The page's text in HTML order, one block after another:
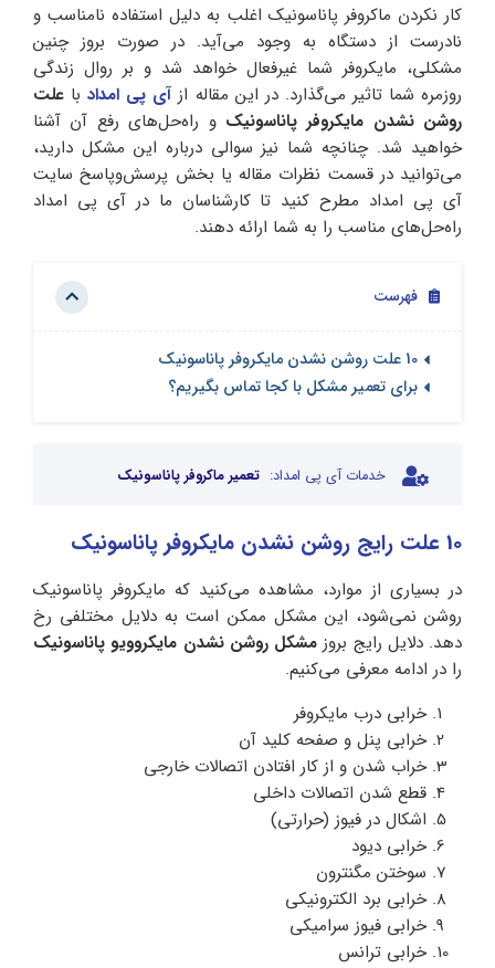
کار نکردن ماکروفر پاناسونیک اغلب به‌ دلیل استفاده نامناسب و
نادرست از دستگاه به‌ وجود می‌آید. در صورت بروز چنین
مشکلی، مایکروفر شما غیرفعال خواهد شد و بر روال زندگی
روزمره شما تاثیر می‌گذارد. در این مقاله از آی پی امدادبا علت
روشن نشدن مایکروفر پاناسونیک و راه‌حل‌های رفع آن آشنا
خواهید شد. چنانچه شما نیز سوالی درباره این مشکل دارید،
می‌توانید در قسمت نظرات مقاله یا بخش پرسش‌و‌پاسخ سایت
آی پی امداد مطرح کنید تا کارشناسان ما در آی پی امداد
راه‌حل‌های مناسب را به شما ارائه دهند.
فهرست
10 علت روشن نشدن مایکروفر پاناسونیک
برای تعمیر مشکل با کجا تماس بگیریم؟
خدمات آی پی امداد: تعمیر ماکروفر پاناسونیک
10 علت رایج روشن نشدن مایکروفر پاناسونیک
در بسیاری از موارد، مشاهده می‌کنید که مایکروفر پاناسونیک
روشن نمی‌شود، این مشکل ممکن است به دلایل مختلفی رخ
دهد. دلایل رایج بروز مشکل روشن نشدن مایکروویو پاناسونیک
را در ادامه معرفی می‌کنیم.
خرابی درب مایکروفر
خرابی پنل و صفحه کلید آن
خراب شدن و از کار افتادن اتصالات خارجی
قطع شدن اتصالات داخلی
اشکال در فیوز (حرارتی)
خرابی دیود
سوختن مگنترون
خرابی برد الکترونیکی
خرابی فیوز سرامیکی
خرابی ترانس